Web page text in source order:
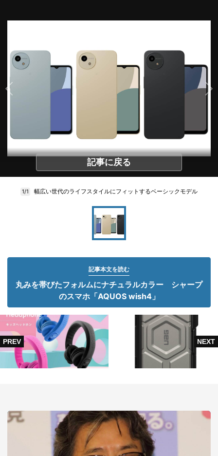
記事に戻る
1/1 幅広い世代のライフスタイルにフィットするベーシックモデル
記事本文を読む
丸みを帯びたフォルムにナチュラルカラー シャープ
のスマホ「AQUOS wish4」